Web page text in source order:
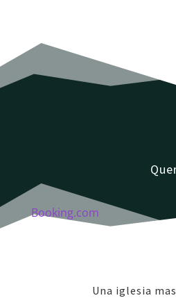
Booking.com
Una iglesia